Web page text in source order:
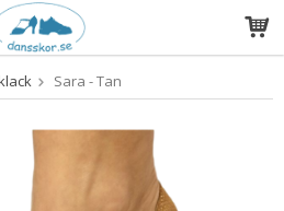
blivit tillagd i varukorgen
Sara - Tan